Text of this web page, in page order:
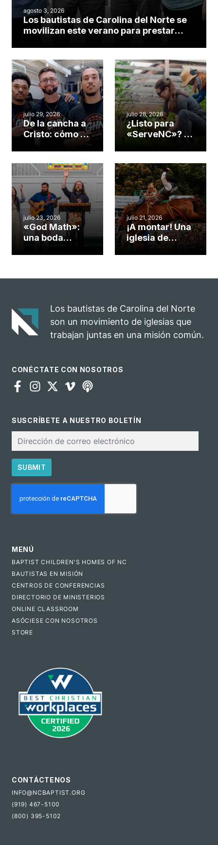
agosto 3, 2026
Los bautistas de Carolina del Norte se
movilizan este verano para prestar
julio 29, 2026
De la cancha a
Cristo: cómo el
gimnasio de
Cary se
convirtió en un
insólito campo
misionero te
cuento
julio 28, 2026
¿Listo para
«ServeNC»? 4
obra de Dios
durante la
Semana
ServeNC
julio 23, 2026
«God Math»:
una boda
celebra el
julio 21, 2026
¡A montar! Una
iglesia de
rodeo anual en
para el
ministerio
Los bautistas de Carolina del Norte
son un movimiento de iglesias que
trabajan juntas en una misión común.
CONÉCTATE CON NOSOTROS
SUSCRÍBETE A NUESTRO BOLETÍN
electrónico
SUBMIT
MENÚ
BAPTIST CHILDREN'S HOMES OF NC
BAUTISTAS EN MISIÓN
CENTROS DE CONFERENCIAS
DIRECTORIO DE MINISTERIOS
ONLINE CLASSROOM
ASÓCIESE CON NOSOTROS
STORE
CONTÁCTENOS
INFO@NCBAPTIST.ORG
(919) 467-5100
(800) 395-5102